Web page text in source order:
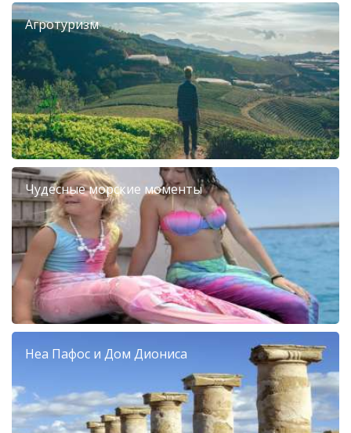
Агротуризм
Чудесные морские моменты
Неа Пафос и Дом Диониса